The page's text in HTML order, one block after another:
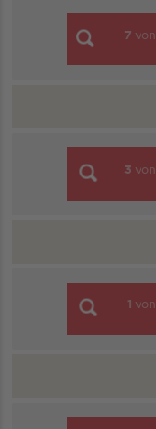
7 von
3 von
1 von